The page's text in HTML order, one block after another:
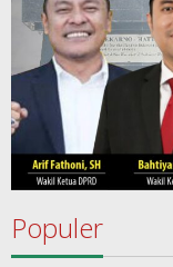
Populer